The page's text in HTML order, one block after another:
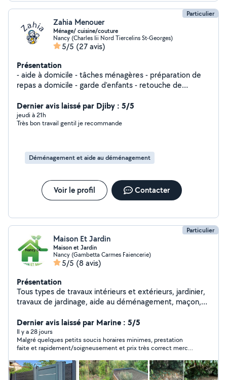
Particulier
Zahia Menouer
Ménage/ cuisine/couture
Nancy (Charles Iii Nord Tiercelins St-Georges)
5/5 (27 avis)
Présentation
- aide à domicile - tâches ménagères - préparation de
repas a domicile - garde d'enfants - retouche de
Dernier avis laissé par Djiby : 5/5
jeudi à 21h
Très bon travail gentil je recommande
Déménagement et aide au déménagement
Voir le profil Contacter
Particulier
Maison Et Jardin
Maison et Jardin
Nancy (Gambetta Carmes Faiencerie)
5/5 (8 avis)
Présentation
Tous types de travaux intérieurs et extérieurs, jardinier,
travaux de jardinage, aide au déménagement, maçon,
alentours. Cordialement
Dernier avis laissé par Marine : 5/5
Il y a 28 jours
Malgré quelques petits soucis horaires minimes, prestation
faite et rapidement/soigneusement et prix très correct merci